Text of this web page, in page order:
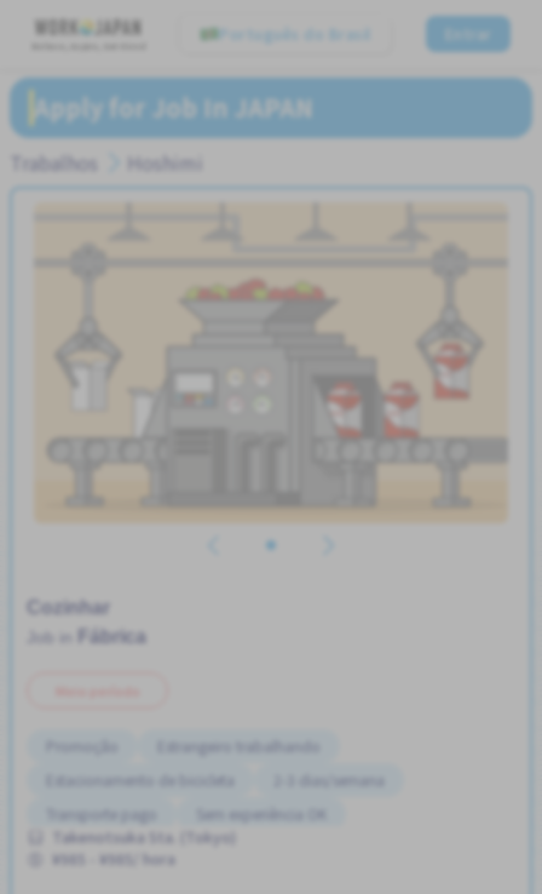
Português do Brasil Entrar
Apply for Job In JAPAN
Trabalhos Hoshimi
Cozinhar
Fábrica
Estrangeiro trabalhando
Estacionamento de bicicleta
2-3 dias/semana
Transporte pago
Sem experiência OK
Takenotsuka Sta. (Tokyo)
¥985 - ¥985/ hora